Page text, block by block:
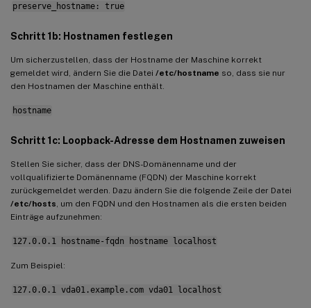
preserve_hostname: true
Schritt 1b: Hostnamen festlegen
Um sicherzustellen, dass der Hostname der Maschine korrekt
gemeldet wird, ändern Sie die Datei /etc/hostname so, dass sie nur
den Hostnamen der Maschine enthält.
hostname
Schritt 1c: Loopback-Adresse dem Hostnamen zuweisen
Stellen Sie sicher, dass der DNS-Domänenname und der
vollqualifizierte Domänenname (FQDN) der Maschine korrekt
zurückgemeldet werden. Dazu ändern Sie die folgende Zeile der Datei
/etc/hosts , um den FQDN und den Hostnamen als die ersten beiden
Einträge aufzunehmen:
127.0.0.1 hostname-fqdn hostname localhost
Zum Beispiel:
127.0.0.1 vda01.example.com vda01 localhost
Schritt 8: Linux VDA konfigurieren
Konfiguration mit Aufforderungen
Automatisierte Konfiguration
Konfigurationsänderungen entfernen
Konfigurationsprotokolle
Schritt 10: Linux VDA ausführen
Schritt 11: Maschinenkataloge erstellen
Schritt 12: Bereitstellungsgruppen erstellen